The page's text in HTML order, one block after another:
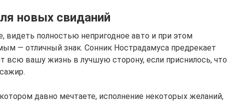
новых свиданий
видеть полностью непригодное авто и при этом
— отличный знак. Сонник Нострадамуса предрекает
всю вашу жизнь в лучшую сторону, если приснилось, что
давно мечтаете, исполнение некоторых желаний,